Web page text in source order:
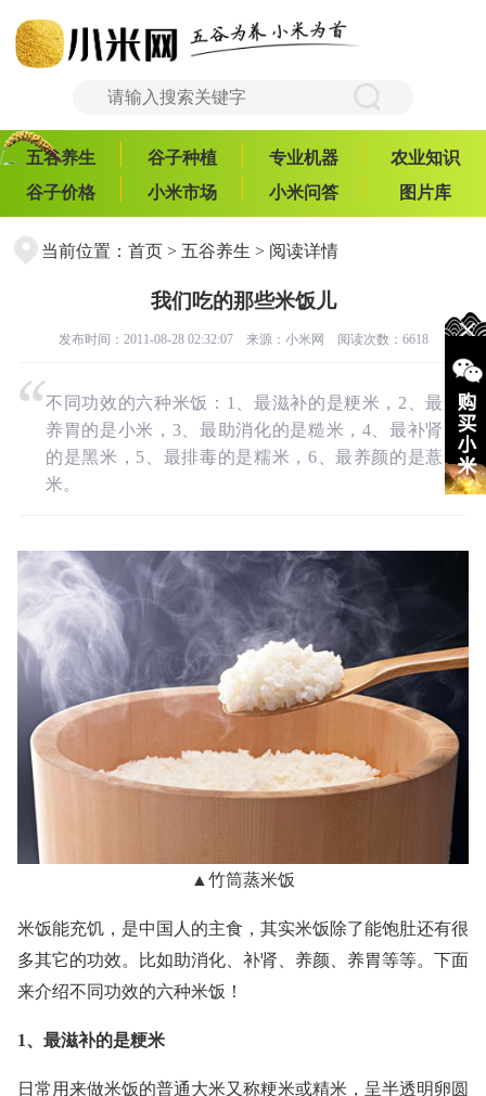
五谷养生 谷子种植 专业机器
农业知识
谷子价格
小米市场 小米问答 图片库
当前位置： 首页> 五谷养生 > 阅读详情
我们吃的那些米饭儿
发布时间：2011-08-28 02:32:07 来源： 小米网 阅读次数：6618
不同功效的六种米饭：1、最滋补的是粳米，2、最
养胃的是小米，3、最助消化的是糙米，4、最补肾
的是黑米，5、最排毒的是糯米，6、最养颜的是薏
米。
▲竹筒蒸米饭
米饭能充饥，是中国人的主食，其实米饭除了能饱肚还有很
多其它的功效。比如助消化、补肾、养颜、养胃等等。下面
来介绍不同功效的六种米饭！
1、最滋补的是粳米
日常用来做米饭的普通大米又称粳米或精米，呈半透明卵圆